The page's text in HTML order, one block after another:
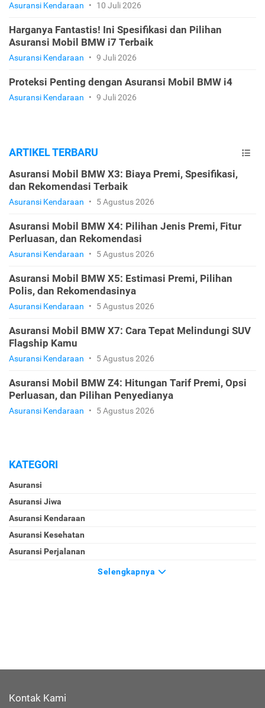
Asuransi Kendaraan • 10 Juli 2026
Harganya Fantastis! Ini Spesifikasi dan Pilihan
Asuransi Mobil BMW i7 Terbaik
Asuransi Kendaraan • 9 Juli 2026
Proteksi Penting dengan Asuransi Mobil BMW i4
Asuransi Kendaraan • 9 Juli 2026
ARTIKEL TERBARU
Asuransi Mobil BMW X3: Biaya Premi, Spesifikasi,
dan Rekomendasi Terbaik
Asuransi Kendaraan • 5 Agustus 2026
Asuransi Mobil BMW X4: Pilihan Jenis Premi, Fitur
Perluasan, dan Rekomendasi
Asuransi Kendaraan • 5 Agustus 2026
Asuransi Mobil BMW X5: Estimasi Premi, Pilihan
Polis, dan Rekomendasinya
Asuransi Kendaraan • 5 Agustus 2026
Asuransi Mobil BMW X7: Cara Tepat Melindungi SUV
Flagship Kamu
Asuransi Kendaraan • 5 Agustus 2026
Asuransi Mobil BMW Z4: Hitungan Tarif Premi, Opsi
Perluasan, dan Pilihan Penyedianya
Asuransi Kendaraan • 5 Agustus 2026
KATEGORI
Asuransi
Asuransi Jiwa
Asuransi Kendaraan
Asuransi Kesehatan
Asuransi Perjalanan
Selengkapnya
Kontak Kami